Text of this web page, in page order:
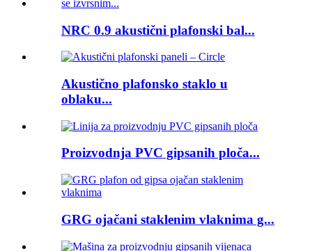
NRC 0.9 akustični plafonski bal...
Akustično plafonsko staklo u
oblaku...
Proizvodnja PVC gipsanih ploča...
GRG ojačani staklenim vlaknima g...